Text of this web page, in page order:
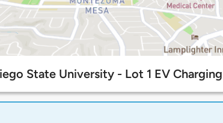
State University - Lot 1 EV